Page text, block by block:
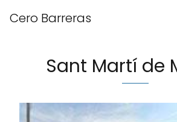
Cero Barreras
Sant Martí de